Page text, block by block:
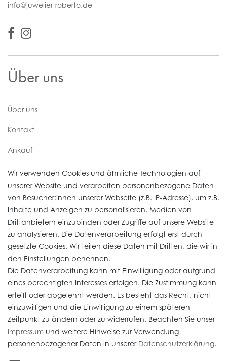
info@juwelier-roberto.de
Über uns
Über uns
Kontakt
Ankauf
Uhren Service
Vertrag widerrufen
Informationen
Widerrufs­recht
Impressum
AGB
Wir verwenden Cookies und ähnliche Technologien auf
unserer Website und verarbeiten personenbezogene Daten
von Besucher:innen unserer Webseite (z.B. IP-Adresse), um z.B.
Inhalte und Anzeigen zu personalisieren, Medien von
Drittanbietern einzubinden oder Zugriffe auf unsere Website
zu analysieren. Die Datenverarbeitung erfolgt erst durch
gesetzte Cookies. Wir teilen diese Daten mit Dritten, die wir in
den Einstellungen benennen.
Die Datenverarbeitung kann mit Einwilligung oder aufgrund
eines berechtigten Interesses erfolgen. Die Zustimmung kann
erteilt oder abgelehnt werden. Es besteht das Recht, nicht
einzuwilligen und die Einwilligung zu einem späteren
Zeitpunkt zu ändern oder zu widerrufen. Beachten Sie unser
Impressum und weitere Hinweise zur Verwendung
personenbezogener Daten in unserer Daten­schutz­erklärung.